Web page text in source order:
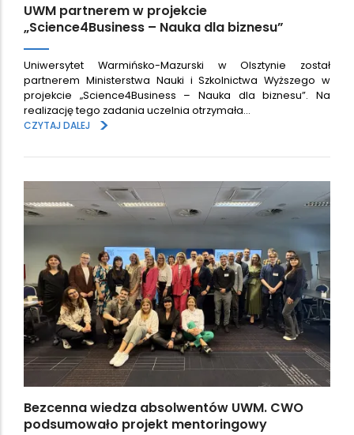
UWM partnerem w projekcie
„Science4Business – Nauka dla biznesu”
Uniwersytet Warmińsko-Mazurski w Olsztynie został
partnerem Ministerstwa Nauki i Szkolnictwa Wyższego w
projekcie „Science4Business – Nauka dla biznesu”. Na
realizację tego zadania uczelnia otrzymała…
CZYTAJ DALEJ
>
Bezcenna wiedza absolwentów UWM. CWO
podsumowało projekt mentoringowy